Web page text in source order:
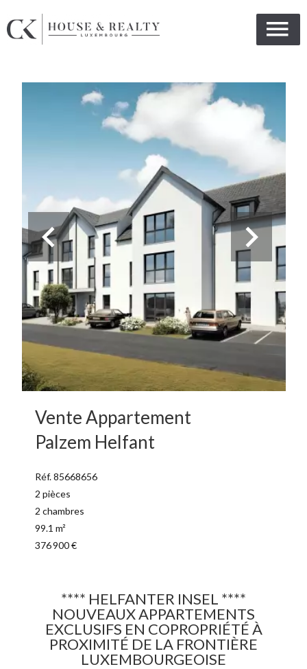
Vente Appartement
Palzem Helfant
Réf. 85668656
2 pièces
2 chambres
99.1 m²
376 900 €
**** HELFANTER INSEL ****
NOUVEAUX APPARTEMENTS
EXCLUSIFS EN COPROPRIÉTÉ À
PROXIMITÉ DE LA FRONTIÈRE
LUXEMBOURGEOISE